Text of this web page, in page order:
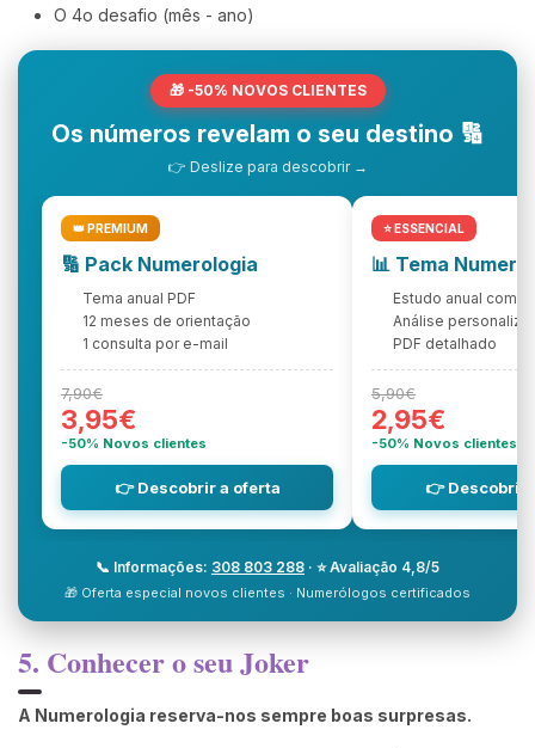
O 4o desafio (mês - ano)
🎁 -50% NOVOS CLIENTES
Os números revelam o seu destino 🔢
👉 Deslize para descobrir →
👑 PREMIUM
🔢 Pack Numerologia
Tema anual PDF
12 meses de orientação
1 consulta por e-mail
7,90€
3,95€
-50% Novos clientes
👉 Descobrir a oferta
⭐ ESSENCIAL
📊 Tema
Estudo anual
Análise
PDF detalhado
5,90€
2,95€
-50% Novos clientes
👉 Descobrir
📞 Informações: 308 803 288 · ⭐ Avaliação 4,8/5
🎁 Oferta especial novos clientes · Numerólogos certificados
5. Conhecer o seu Joker
A Numerologia reserva-nos sempre boas surpresas.